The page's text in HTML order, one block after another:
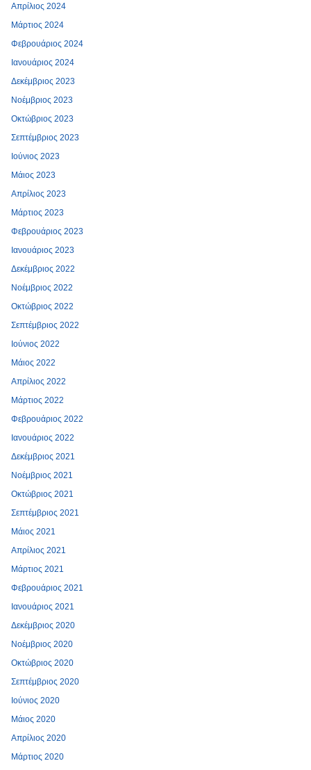
Απρίλιος 2024
Μάρτιος 2024
Φεβρουάριος 2024
Ιανουάριος 2024
Δεκέμβριος 2023
Νοέμβριος 2023
Οκτώβριος 2023
Σεπτέμβριος 2023
Ιούνιος 2023
Μάιος 2023
Απρίλιος 2023
Μάρτιος 2023
Φεβρουάριος 2023
Ιανουάριος 2023
Δεκέμβριος 2022
Νοέμβριος 2022
Οκτώβριος 2022
Σεπτέμβριος 2022
Ιούνιος 2022
Μάιος 2022
Απρίλιος 2022
Μάρτιος 2022
Φεβρουάριος 2022
Ιανουάριος 2022
Δεκέμβριος 2021
Νοέμβριος 2021
Οκτώβριος 2021
Σεπτέμβριος 2021
Μάιος 2021
Απρίλιος 2021
Μάρτιος 2021
Φεβρουάριος 2021
Ιανουάριος 2021
Δεκέμβριος 2020
Νοέμβριος 2020
Οκτώβριος 2020
Σεπτέμβριος 2020
Ιούνιος 2020
Μάιος 2020
Απρίλιος 2020
Μάρτιος 2020